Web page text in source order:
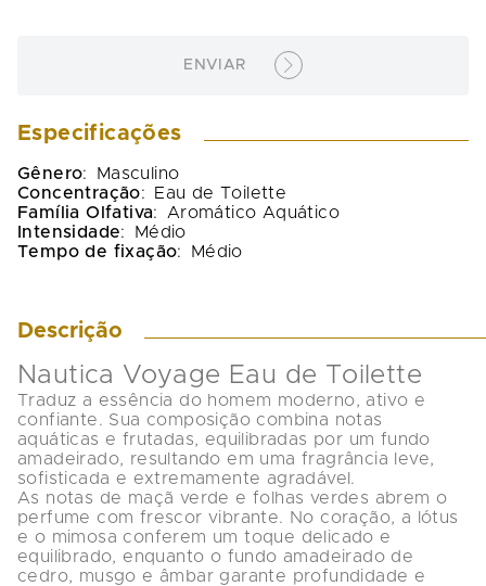
ENVIAR
Especificações
Gênero:
Masculino
Concentração:
Eau de Toilette
Família Olfativa:
Aromático Aquático
Intensidade:
Médio
Tempo de fixação: Médio
Descrição
Nautica Voyage Eau de Toilette
Traduz a essência do homem moderno, ativo e
confiante. Sua composição combina notas
aquáticas e frutadas, equilibradas por um fundo
amadeirado, resultando em uma fragrância leve,
sofisticada e extremamente agradável.
As notas de maçã verde e folhas verdes abrem o
perfume com frescor vibrante. No coração, a
lótus
e o mimosa conferem um toque delicado e
equilibrado, enquanto o fundo amadeirado de
cedro, musgo e âmbar garante profundidade e